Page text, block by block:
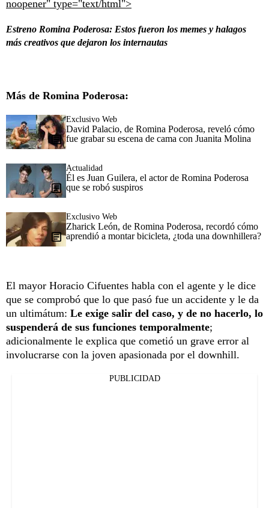
noopener" type="text/html">
Estreno Romina Poderosa: Estos fueron los memes y halagos
más creativos que dejaron los internautas
Más de Romina Poderosa:
Exclusivo Web
David Palacio, de Romina Poderosa, reveló cómo
fue grabar su escena de cama con Juanita Molina
Actualidad
Él es Juan Guilera, el actor de Romina Poderosa
que se robó suspiros
Exclusivo Web
Zharick León, de Romina Poderosa, recordó cómo
aprendió a montar bicicleta, ¿toda una downhillera?
El mayor Horacio Cifuentes habla con el agente y le dice
que se comprobó que lo que pasó fue un accidente y le da
un ultimátum: Le exige salir del caso, y de no hacerlo, lo
suspenderá de sus funciones temporalmente;
adicionalmente le explica que cometió un grave error al
involucrarse con la joven apasionada por el downhill.
PUBLICIDAD